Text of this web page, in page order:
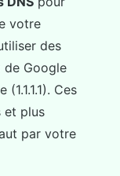
votre
des
de Google
Ces
et plus
par votre